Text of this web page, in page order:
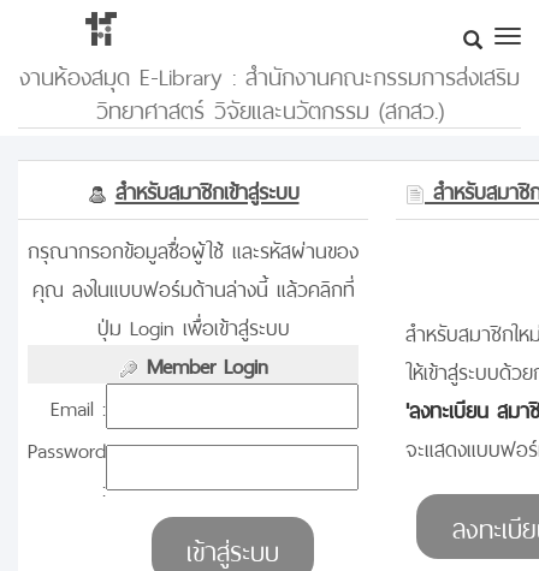
งานห้องสมุด E-Library : สำนักงานคณะกรรมการส่งเสริม
วิทยาศาสตร์ วิจัยและนวัตกรรม (สกสว.)
สำหรับสมาชิกเข้าสู่ระบบ
สำหรับสมาชิ
กรุณากรอกข้อมูลชื่อผู้ใช้ และรหัสผ่านของ
คุณ ลงในแบบฟอร์มด้านล่างนี้ แล้วคลิกที่
ปุ่ม Login เพื่อเข้าสู่ระบบ
Member Login
Email :
Password
:
สำหรับสมาชิกให
ให้เข้าสู่ระบบด้
'ลงทะเบียน สม
จะแสดงแบบฟอ